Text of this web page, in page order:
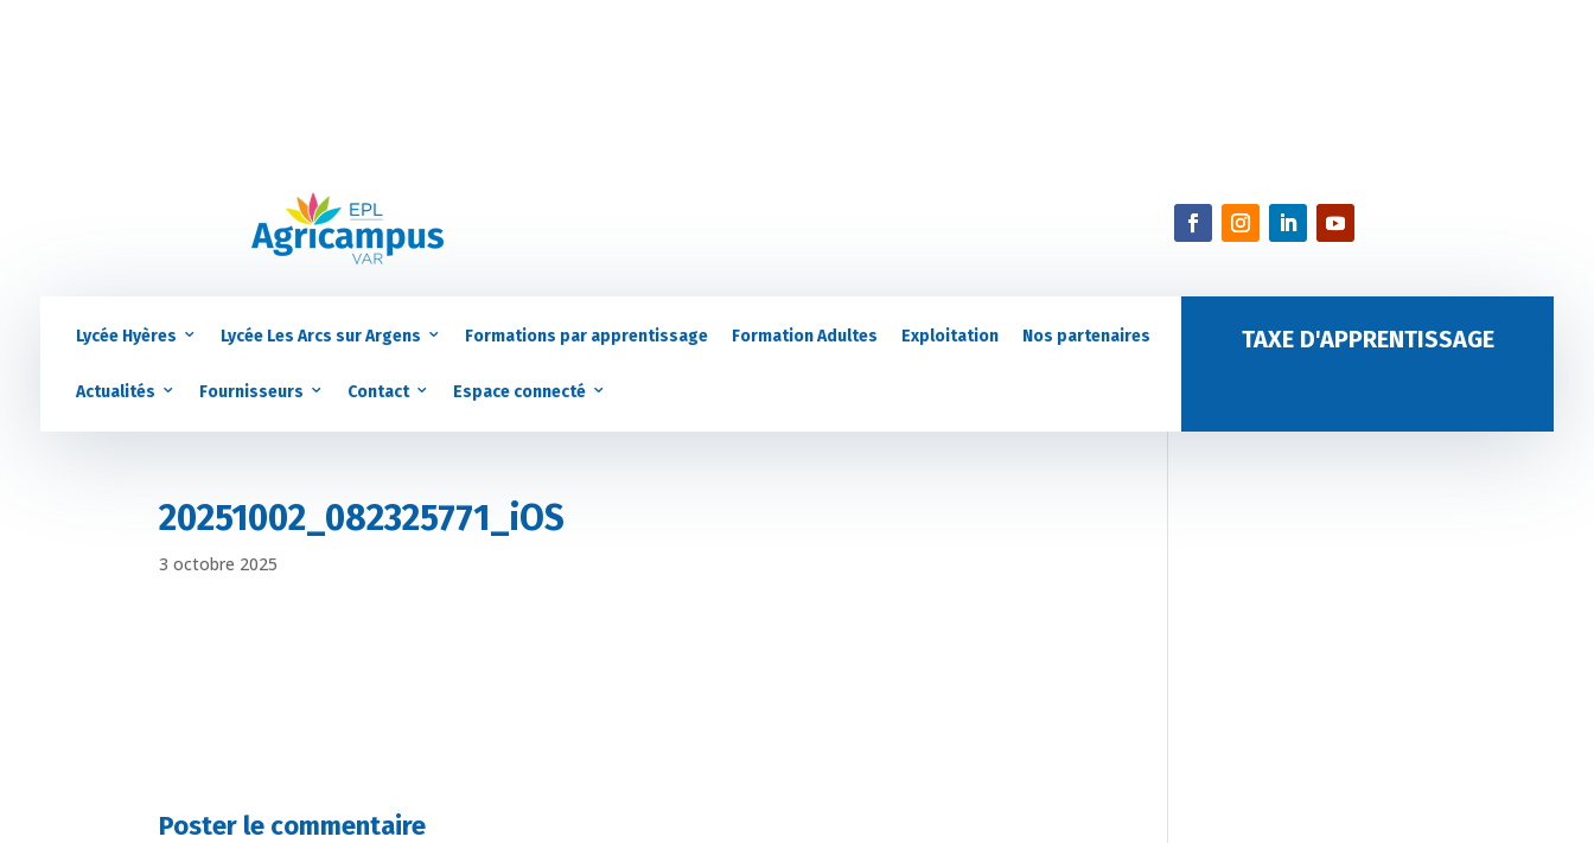
Lycée Hyères Lycée Les Arcs sur Argens Formations par apprentissage Formation Adultes Exploitation Nos partenaires
Actualités Fournisseurs Contact Espace connecté
TAXE D'APPRENTISSAGE
20251002_082325771_iOS
3 octobre 2025
Poster le commentaire